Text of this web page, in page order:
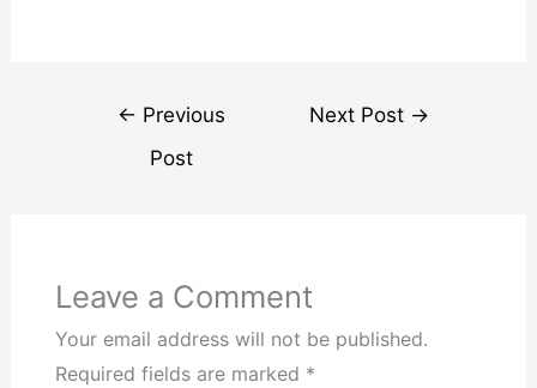
Post
navigation
← Previous
Post
Next Post →
Leave a Comment
Your email address will not be published.
Required fields are marked *